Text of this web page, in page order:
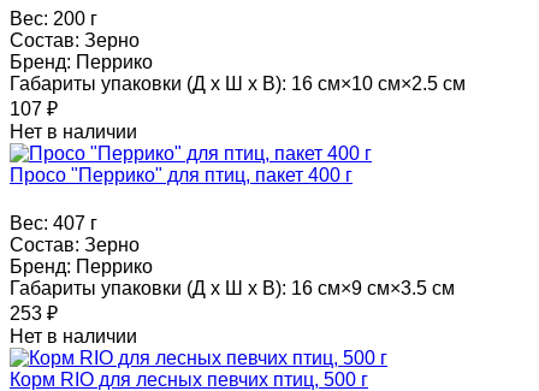
Вес: 200 г
Состав: Зерно
Бренд: Перрико
Габариты упаковки (Д х Ш х В): 16 см×10 см×2.5 см
107 ₽
Нет в наличии
Просо "Перрико" для птиц, пакет 400 г
Вес: 407 г
Состав: Зерно
Бренд: Перрико
Габариты упаковки (Д х Ш х В): 16 см×9 см×3.5 см
253 ₽
Нет в наличии
Корм RIO для лесных певчих птиц, 500 г